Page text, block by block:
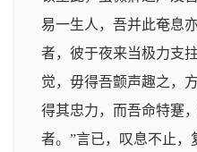
易一生人，吾并此奄息
者，彼于夜来当极力支
觉，毋得吾颤声趣之，
得其忠力，而吾命特蹇
者。”言已，叹息不止，